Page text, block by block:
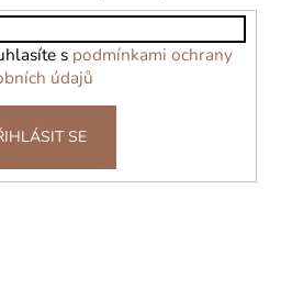
s podmínkami ochrany
údajů
SE